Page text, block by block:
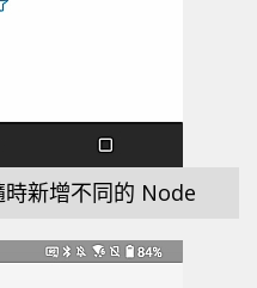
新增不同的 Node